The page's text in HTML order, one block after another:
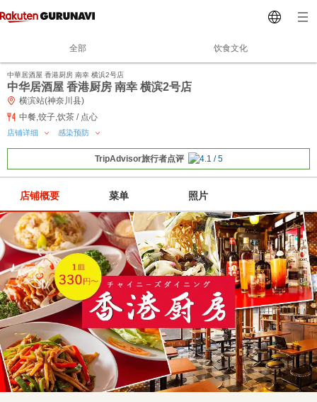
全部 饮食文化
中華居酒屋 香港厨房 南幸 横浜2号店
中华居酒屋 香港厨房 南幸 横滨2号店
横滨站(神奈川县)
中餐,饺子,饮茶 / 点心
店铺详细 感染预防
TripAdvisor旅行者点评
店铺概要 菜单 照片